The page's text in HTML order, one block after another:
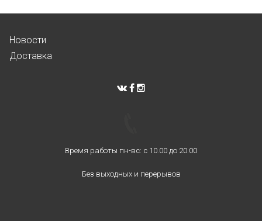
Новости
Доставка
Время работы пн-вс: с 10.00 до 20.00
Без выходных и перерывов